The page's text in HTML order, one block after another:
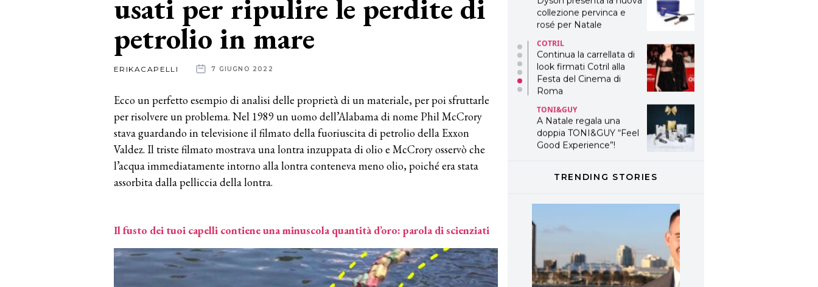
usati per ripulire le perdite di
petrolio in mare
ERIKACAPELLI 7 GIUGNO 2022
Ecco un perfetto esempio di analisi delle proprietà di un materiale, per poi sfruttarle
per risolvere un problema. Nel 1989 un uomo dell’Alabama di nome Phil McCrory
stava guardando in televisione il filmato della fuoriuscita di petrolio della Exxon
Valdez. Il triste filmato mostrava una lontra inzuppata di olio e McCrory osservò che
l’acqua immediatamente intorno alla lontra conteneva meno olio, poiché era stata
assorbita dalla pelliccia della lontra.
Il fusto dei tuoi capelli contiene una minuscola quantità d’oro: parola di scienziati
collezione pervinca e
rosé per Natale
COTRIL
Continua la carrellata di
look firmati Cotril alla
Festa del Cinema di
Roma
TONI&GUY
A Natale regala una
doppia TONI&GUY “Feel
Good Experience”!
LABEL.M lancia la sua
DAVINES
cofanetti beauty preziosi
per un regalo adatto ad
ogni capello
TRENDING STORIES